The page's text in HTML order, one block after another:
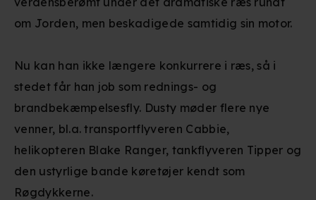
om Jorden, men beskadigede samtidig sin motor.
Nu kan han ikke længere konkurrere i ræs, så i
stedet får han job som rednings- og
brandbekæmpelsesfly. Dusty møder flere nye
venner, bl.a. transportflyveren Cabbie,
helikopteren Blake Ranger, tankflyveren Tipper og
den ustyrlige bande køretøjer kendt som
Røgdykkerne.